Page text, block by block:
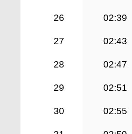
26 02:39
27 02:43
28 02:47
29 02:51
30 02:55